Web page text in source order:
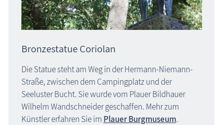
Bronzestatue Coriolan
Die Statue steht am Weg in der Hermann-Niemann-
Straße, zwischen dem Campingplatz und der
Seeluster Bucht. Sie wurde vom Plauer Bildhauer
Wilhelm Wandschneider geschaffen. Mehr zum
Künstler erfahren Sie im Plauer Burgmuseum.